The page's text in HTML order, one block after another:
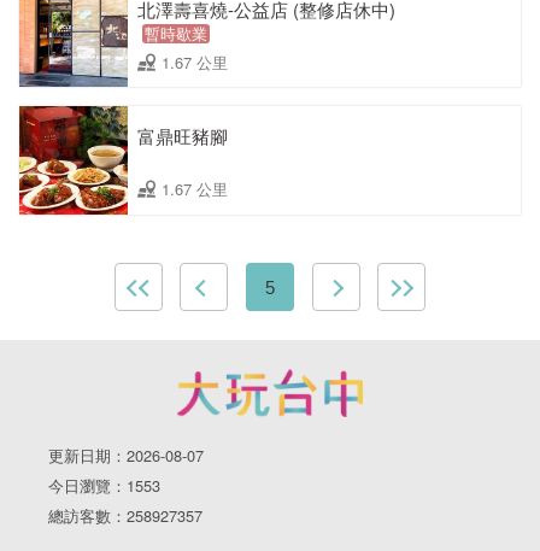
北澤壽喜燒-公益店 (整修店休中)
暫時歇業
1.67 公里
富鼎旺豬腳
1.67 公里
5
更新日期：2026-08-07
今日瀏覽：1553
總訪客數：258927357